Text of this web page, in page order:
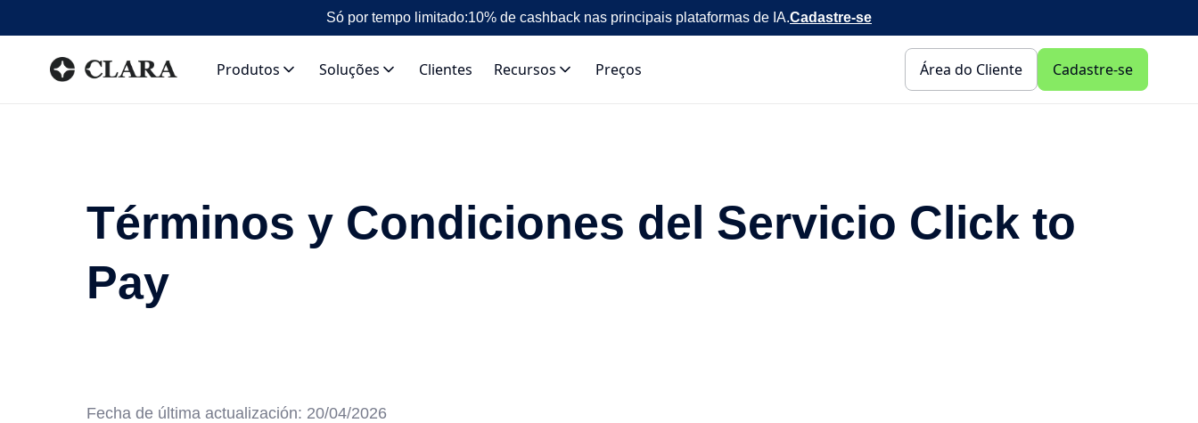
Só por tempo limitado:10% de cashback nas principais plataformas de IA.Cadastre-se
Produtos Soluções Clientes Recursos Preços Área do Cliente Cadastre-se
Términos y Condiciones del Servicio Click to
Pay
Fecha de última actualización: 20/04/2026